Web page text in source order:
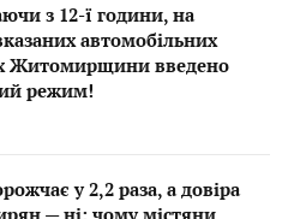
з 12-ї години, на
автомобільних
Житомирщини введено
режим!
у 2,2 раза, а довіра
— ні: чому містяни